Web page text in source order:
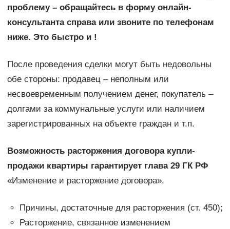
проблему – обращайтесь в форму онлайн-
консультанта справа или звоните по телефонам
ниже. Это быстро и !
После проведения сделки могут быть недовольны
обе стороны: продавец – неполным или
несвоевременным получением денег, покупатель –
долгами за коммунальные услуги или наличием
зарегистрированных на объекте граждан и т.п.
Возможность расторжения договора купли-
продажи квартиры гарантирует глава 29 ГК РФ
«Изменение и расторжение договора».
Причины, достаточные для расторжения (ст. 450);
Расторжение, связанное изменением